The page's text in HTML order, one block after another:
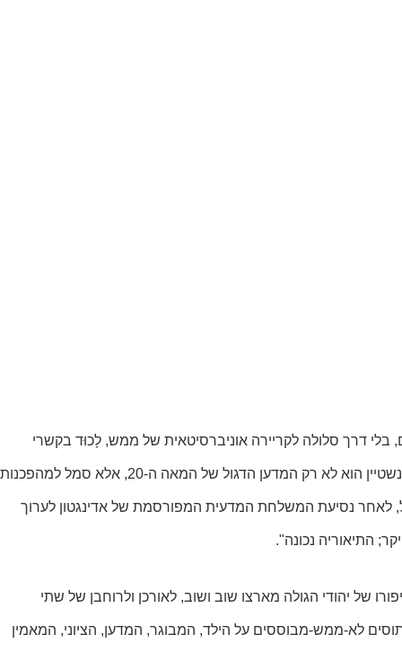
בלי דרך סלולה לקריירה אוניברסיטאית של ממש, לָכוּד בקשרי
זוגיות סבוכים, פירסם ב"שנת הפלאות" הזאת – annus mirabilis – חמישה מאמרים שיחדיו שינו לחלוטין את ראיית העולם והיקום. ומאז, איינשטיין הוא לא רק המדען הדגול של המאה ה-20, אלא סמל למהפכנות
לאחר נסיעת המשלחת המדעית המפורסמת של אדינגטון לערוך
התיאוריה נכונה".
של יהודי הגולה מארצו שוב ושוב, לאורכן ולרוחבן של שתי
לא-ממש-מבוססים על הילד, המבוגר, המדען, הציוני, המאמין